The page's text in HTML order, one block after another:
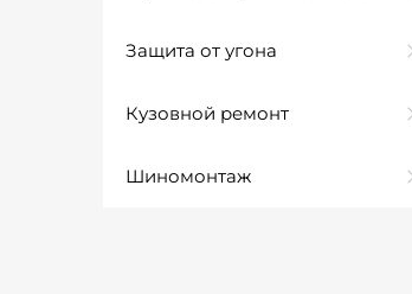
Защита от угона
Кузовной ремонт
Шиномонтаж